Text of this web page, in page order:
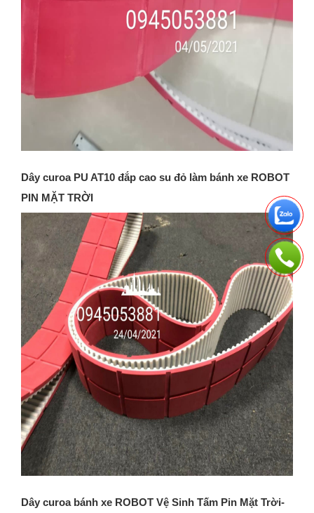
Dây curoa PU AT10 đắp cao su đỏ làm bánh xe ROBOT
PIN MẶT TRỜI
Dây curoa bánh xe ROBOT Vệ Sinh Tấm Pin Mặt Trời-